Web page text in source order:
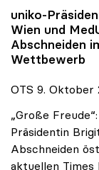
uniko-
Wien und
Abschneiden
Wettbewerb
OTS 9. Oktober
„Große
Präsidentin
Abschneiden
aktuellen